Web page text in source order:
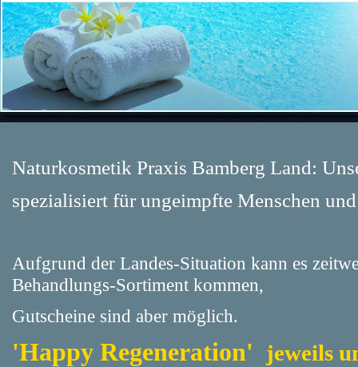
Naturkosmetik Praxis Bamberg Land:
spezialisiert für ungeimpfte Menschen
Aufgrund der Landes-Situation kann es
Behandlungs-Sortiment kommen,
Gutscheine sind aber möglich.
'Happy Regeneration' jeweils